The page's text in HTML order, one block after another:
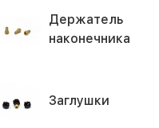
Держатель
наконечника
Заглушки